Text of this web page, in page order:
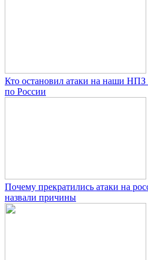
Кто остановил атаки на наши НПЗ
по России
Почему прекратились атаки на
назвали причины